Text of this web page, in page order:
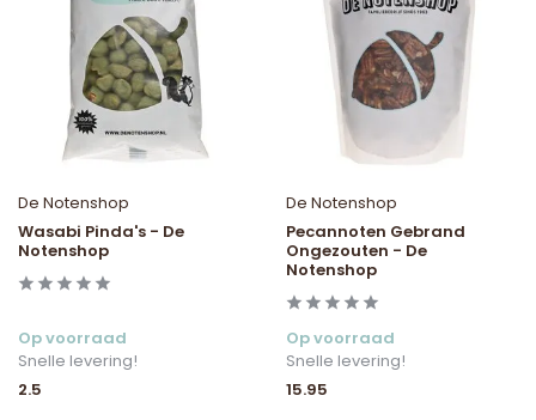
De Notenshop
Wasabi Pinda's - De
Notenshop
Op voorraad
Snelle levering!
2.5
De Notenshop
Pecannoten Gebrand
Ongezouten - De
Notenshop
Op voorraad
Snelle levering!
15.95